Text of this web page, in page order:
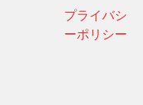
プライバシ
ーポリシー